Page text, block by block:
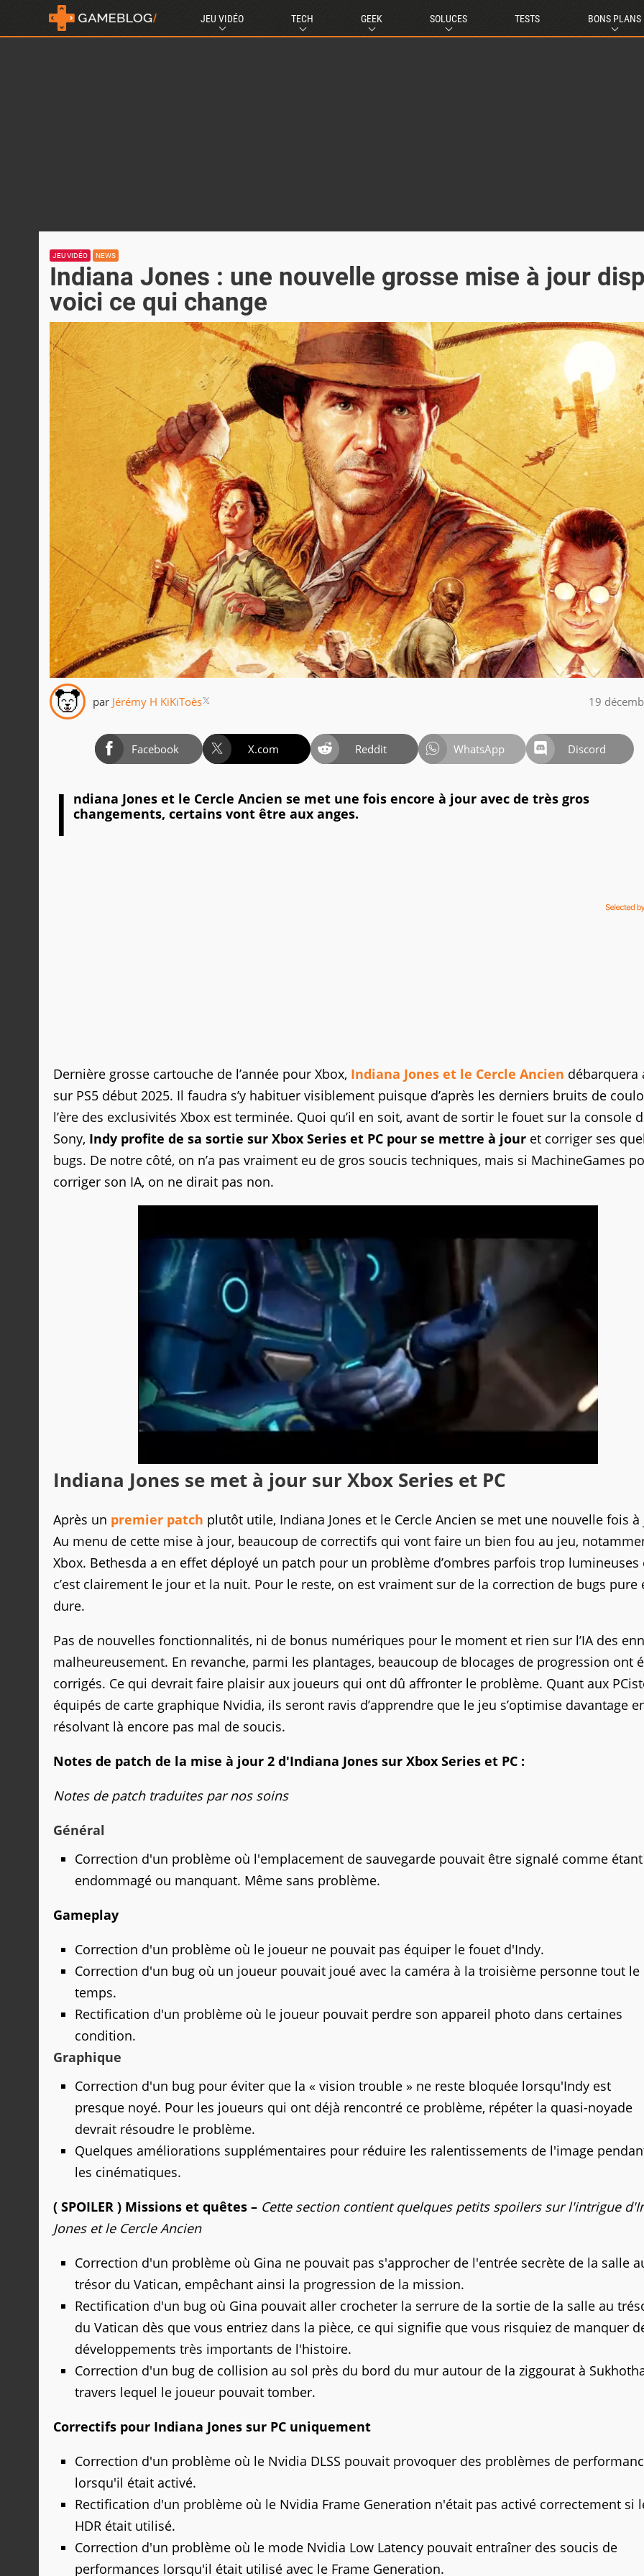
JEU VIDÉO TECH GEEK SOLUCES TESTS BONS PLANS
JEU VIDÉO NEWS
Indiana Jones : une nouvelle grosse mise à jour
voici ce qui change
par Jérémy H KiKiToès 19
Facebook X.com Reddit WhatsApp Discord
I ndiana Jones et le Cercle Ancien se met une fois encore à jour avec de très gros
changements, certains vont être aux anges.
Dernière grosse cartouche de l’année pour Xbox, Indiana Jones et le Cercle Ancien débarquera
sur PS5 début 2025. Il faudra s’y habituer visiblement puisque d’après les derniers bruits de
l’ère des exclusivités Xbox est terminée. Quoi qu’il en soit, avant de sortir le fouet sur la console
Sony, Indy profite de sa sortie sur Xbox Series et PC pour se mettre à jour et corriger ses
bugs. De notre côté, on n’a pas vraiment eu de gros soucis techniques, mais si MachineGames
corriger son IA, on ne dirait pas non.
Indiana Jones se met à jour sur Xbox Series et PC
Après un premier patch plutôt utile, Indiana Jones et le Cercle Ancien se met une nouvelle fois à
Au menu de cette mise à jour, beaucoup de correctifs qui vont faire un bien fou au jeu,
Xbox. Bethesda a en effet déployé un patch pour un problème d’ombres parfois trop lumineuses
c’est clairement le jour et la nuit. Pour le reste, on est vraiment sur de la correction de bugs pure
dure.
Pas de nouvelles fonctionnalités, ni de bonus numériques pour le moment et rien sur l’IA des
malheureusement. En revanche, parmi les plantages, beaucoup de blocages de progression ont
corrigés. Ce qui devrait faire plaisir aux joueurs qui ont dû affronter le problème. Quant aux
équipés de carte graphique Nvidia, ils seront ravis d’apprendre que le jeu s’optimise davantage
résolvant là encore pas mal de soucis.
Notes de patch de la mise à jour 2 d'Indiana Jones sur Xbox Series et PC :
Notes de patch traduites par nos soins
Général
Correction d'un problème où l'emplacement de sauvegarde pouvait être signalé comme étant
endommagé ou manquant. Même sans problème.
Gameplay
Correction d'un problème où le joueur ne pouvait pas équiper le fouet d'Indy.
Correction d'un bug où un joueur pouvait joué avec la caméra à la troisième personne tout le
temps.
Rectification d'un problème où le joueur pouvait perdre son appareil photo dans certaines
condition.
Graphique
Correction d'un bug pour éviter que la « vision trouble » ne reste bloquée lorsqu'Indy est
presque noyé. Pour les joueurs qui ont déjà rencontré ce problème, répéter la quasi-noyade
devrait résoudre le problème.
Quelques améliorations supplémentaires pour réduire les ralentissements de l'image
les cinématiques.
( SPOILER ) Missions et quêtes – Cette section contient quelques petits spoilers sur l'intrigue
Jones et le Cercle Ancien
Correction d'un problème où Gina ne pouvait pas s'approcher de l'entrée secrète de la salle
trésor du Vatican, empêchant ainsi la progression de la mission.
Rectification d'un bug où Gina pouvait aller crocheter la serrure de la sortie de la salle au
du Vatican dès que vous entriez dans la pièce, ce qui signifie que vous risquiez de manquer
développements très importants de l'histoire.
Correction d'un bug de collision au sol près du bord du mur autour de la ziggourat à
travers lequel le joueur pouvait tomber.
Correctifs pour Indiana Jones sur PC uniquement
Correction d'un problème où le Nvidia DLSS pouvait provoquer des problèmes de
lorsqu'il était activé.
Rectification d'un problème où le Nvidia Frame Generation n'était pas activé correctement si
HDR était utilisé.
Correction d'un problème où le mode Nvidia Low Latency pouvait entraîner des soucis de
performances lorsqu'il était utilisé avec le Frame Generation.